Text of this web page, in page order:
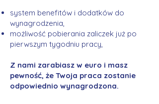
system benefitów i dodatków do
wynagrodzenia,
możliwość pobierania zaliczek już po
pierwszym tygodniu pracy,
Z nami zarabiasz w euro i masz
pewność, że Twoja praca zostanie
odpowiednio wynagrodzona.